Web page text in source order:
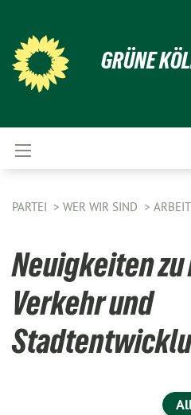
GRÜNE
PARTEI WER WIR SIND
Neuigkeiten
Verkehr und